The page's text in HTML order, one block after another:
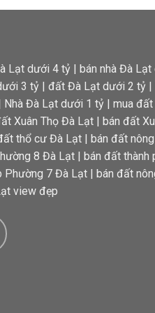
Lạt dưới 4 tỷ bán nhà Đà
3 tỷ đất Đà Lạt dưới 2 tỷ
Nhà Đà Lạt dưới 1 tỷ mua
Xuân Thọ Đà Lạt bán đất
thổ cư Đà Lạt bán đất
8 Đà Lạt bán đất thành
Phường 7 Đà Lạt bán đất
view đẹp